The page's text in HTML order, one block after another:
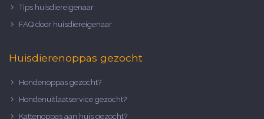
Tips huisdiereigenaar
FAQ door huisdiereigenaar
Huisdierenoppas gezocht
Hondenoppas gezocht?
Hondenuitlaatservice gezocht?
Kattenoppas aan huis gezocht?